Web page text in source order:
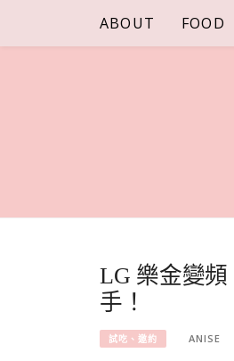
content
ABOUT FOOD
LG 樂金變
手！
試吃、邀約 ANISE